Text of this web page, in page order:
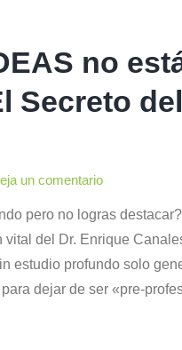
no
Secreto
un comentario
pero no logras
del Dr. Enrique
estudio profundo solo
dejar de ser «pre-